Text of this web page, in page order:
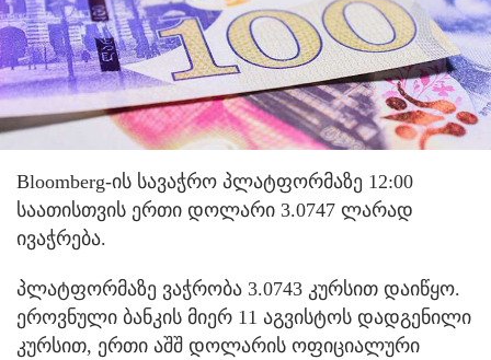
Bloomberg-ის სავაჭრო პლატფორმაზე 12:00
საათისთვის ერთი დოლარი 3.0747 ლარად
ივაჭრება.
პლატფორმაზე ვაჭრობა 3.0743 კურსით დაიწყო.
ეროვნული ბანკის მიერ 11 აგვისტოს დადგენილი
კურსით, ერთი აშშ დოლარის ოფიციალური